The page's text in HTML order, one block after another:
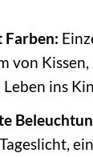
Farben:
von
ins